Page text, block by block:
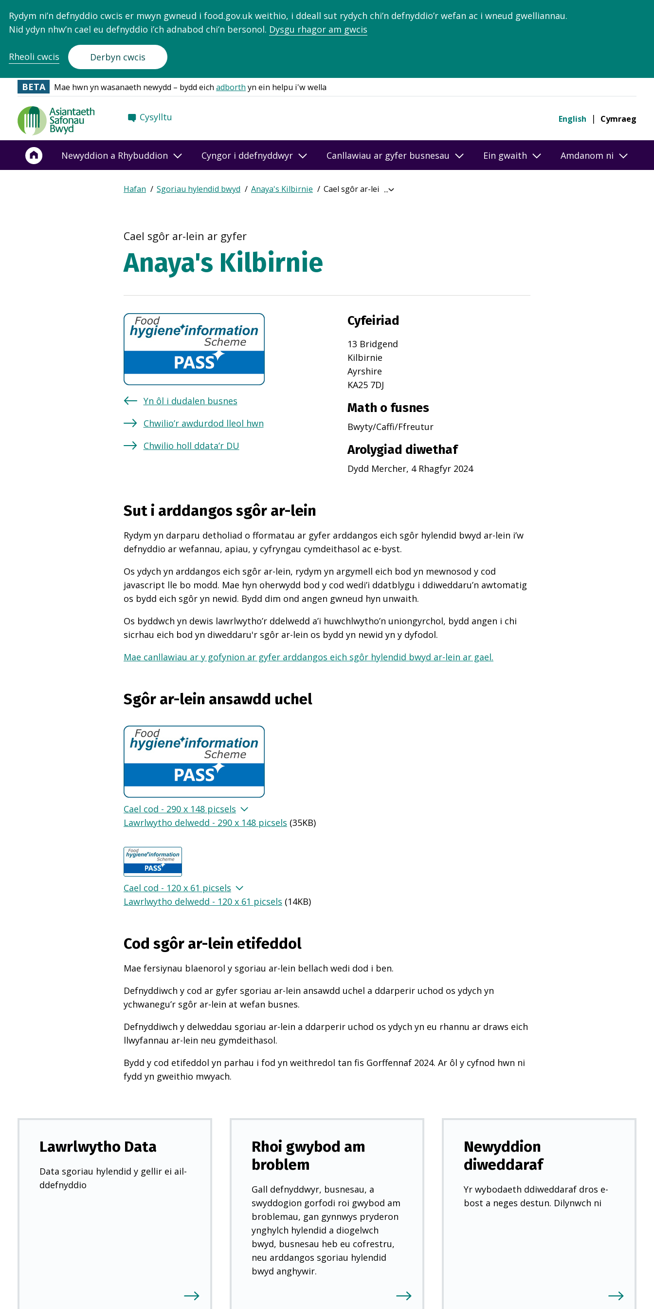
Rydym ni’n defnyddio cwcis er mwyn gwneud i food.gov.uk weithio, i ddeall sut rydych chi’n defnyddio’r wefan ac i wneud gwelliannau.
Nid ydyn nhw’n cael eu defnyddio i’ch adnabod chi’n bersonol. Dysgu rhagor am gwcis
Rheoli cwcis Derbyn cwcis
BETA Mae hwn yn wasanaeth newydd – bydd eich adborth yn ein helpu i'w wella
Food
Standards
Agency
Frontpage
Cysylltu English Cymraeg
Newyddion a Rhybuddion Cyngor i ddefnyddwyr Canllawiau ar gyfer busnesau Ein gwaith Amdanom ni
Breadcrumb
Expand
Hafan Sgoriau hylendid bwyd Anaya's Kilbirnie Cael sgôr ar-lein
Cael sgôr ar-lein ar gyfer
Anaya's Kilbirnie
Yn ôl i dudalen busnes
Chwilio’r awdurdod lleol hwn
Chwilio holl ddata’r DU
Cyfeiriad
13 Bridgend
Kilbirnie
Ayrshire
KA25 7DJ
Math o fusnes
Bwyty/Caffi/Ffreutur
Arolygiad diwethaf
Dydd Mercher, 4 Rhagfyr 2024
Sut i arddangos sgôr ar-lein
Rydym yn darparu detholiad o fformatau ar gyfer arddangos eich sgôr hylendid bwyd ar-lein i’w
defnyddio ar wefannau, apiau, y cyfryngau cymdeithasol ac e-byst.
Os ydych yn arddangos eich sgôr ar-lein, rydym yn argymell eich bod yn mewnosod y cod
javascript lle bo modd. Mae hyn oherwydd bod y cod wedi’i ddatblygu i ddiweddaru’n awtomatig
os bydd eich sgôr yn newid. Bydd dim ond angen gwneud hyn unwaith.
Os byddwch yn dewis lawrlwytho’r ddelwedd a’i huwchlwytho’n uniongyrchol, bydd angen i chi
sicrhau eich bod yn diweddaru'r sgôr ar-lein os bydd yn newid yn y dyfodol.
Mae canllawiau ar y gofynion ar gyfer arddangos eich sgôr hylendid bwyd ar-lein ar gael.
Sgôr ar-lein ansawdd uchel
Cael cod - 290 x 148 picsels
Lawrlwytho delwedd - 290 x 148 picsels (35KB)
Cael cod - 120 x 61 picsels
Lawrlwytho delwedd - 120 x 61 picsels (14KB)
Cod sgôr ar-lein etifeddol
Mae fersiynau blaenorol y sgoriau ar-lein bellach wedi dod i ben.
Defnyddiwch y cod ar gyfer sgoriau ar-lein ansawdd uchel a ddarperir uchod os ydych yn
ychwanegu’r sgôr ar-lein at wefan busnes.
Defnyddiwch y delweddau sgoriau ar-lein a ddarperir uchod os ydych yn eu rhannu ar draws eich
llwyfannau ar-lein neu gymdeithasol.
Bydd y cod etifeddol yn parhau i fod yn weithredol tan fis Gorffennaf 2024. Ar ôl y cyfnod hwn ni
fydd yn gweithio mwyach.
Lawrlwytho Data
Data sgoriau hylendid y gellir ei ail-
ddefnyddio
Rhoi gwybod am
broblem
Gall defnyddwyr, busnesau, a
swyddogion gorfodi roi gwybod am
broblemau, gan gynnwys pryderon
ynghylch hylendid a diogelwch
bwyd, busnesau heb eu cofrestru,
neu arddangos sgoriau hylendid
bwyd anghywir.
Newyddion
diweddaraf
Yr wybodaeth ddiweddaraf dros e-
bost a neges destun. Dilynwch ni